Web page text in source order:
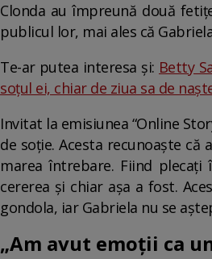
Clonda au împreună două
publicul lor, mai ales că
Te-ar putea interesa și: Betty
soțul ei, chiar de ziua sa de
Invitat la emisiunea “Online
de soție. Acesta recunoaște
marea întrebare. Fiind
cererea și chiar așa a fost.
gondola, iar Gabriela nu se
„Am avut emoții ca